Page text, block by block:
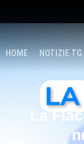
HOME NOTIZIE TG
La